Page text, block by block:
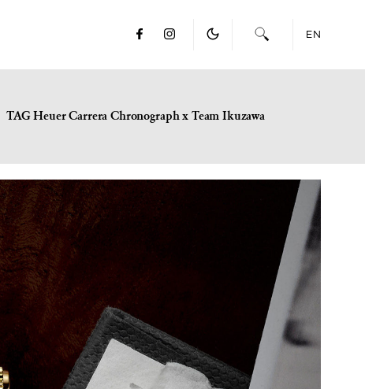
EN
TAG Heuer Carrera Chronograph x Team Ikuzawa